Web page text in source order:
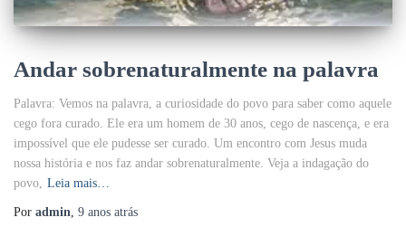
Andar sobrenaturalmente na palavra
Palavra: Vemos na palavra, a curiosidade do povo para saber como aquele
cego fora curado. Ele era um homem de 30 anos, cego de nascença, e era
impossível que ele pudesse ser curado. Um encontro com Jesus muda
nossa história e nos faz andar sobrenaturalmente. Veja a indagação do
povo, Leia mais…
Por admin 9 anos atrás